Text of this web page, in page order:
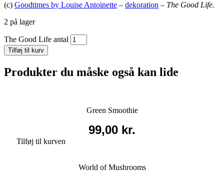
(c) Goodtimes by Louise Antoinette – dekoration – The Good Life.
2 på lager
The Good Life antal
Tilføj til kurv
Produkter du måske også kan lide
Green Smoothie
99,00 kr.
Tilføj til kurven
World of Mushrooms